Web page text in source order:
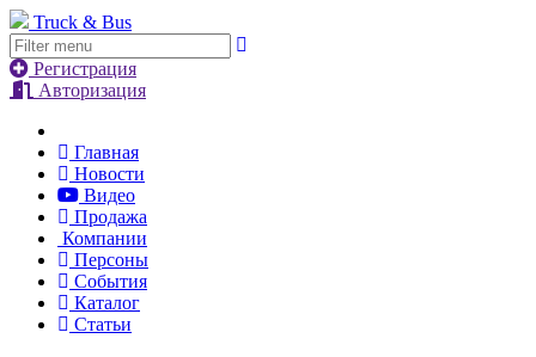
Truck & Bus
Регистрация
Авторизация
Главная
Новости
Видео
Продажа
Компании
Персоны
События
Каталог
Статьи